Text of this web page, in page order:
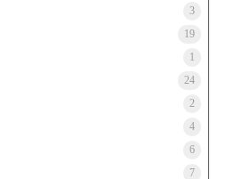
3
19
1
24
2
4
6
7